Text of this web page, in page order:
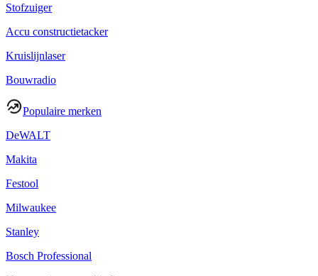
Stofzuiger
Accu constructietacker
Kruislijnlaser
Bouwradio
Populaire merken
DeWALT
Makita
Festool
Milwaukee
Stanley
Bosch Professional